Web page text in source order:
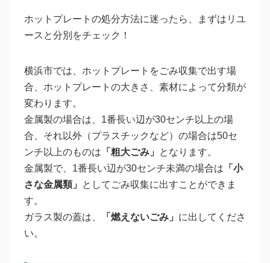
ホットプレートの処分方法に迷ったら、まずはリユ
ースと分別をチェック！
横浜市では、ホットプレートをごみ収集で出す場
合、ホットプレートの大きさ、素材によって分類が
変わります。
金属製の場合は、1番長い辺が30センチ以上の場
合、それ以外（プラスチックなど）の場合は50セ
ンチ以上のものは 「粗大ごみ」
となります。
金属製で、1番長い辺が30センチ未満の場合は 「小
さな金属類」
としてごみ収集に出すことができま
す。
ガラス製の蓋は、
「燃えないごみ」 に出してくださ
い。